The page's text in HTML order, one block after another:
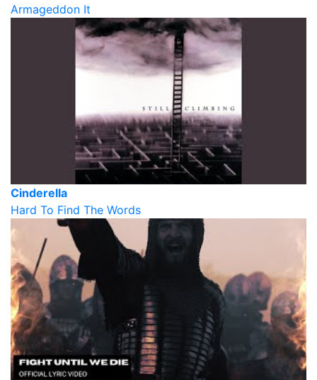
Armageddon It
Cinderella
Hard To Find The Words